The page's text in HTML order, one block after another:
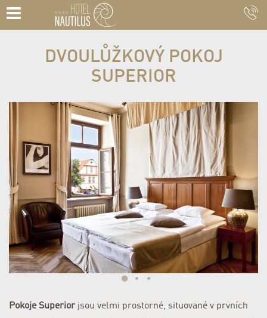
DVOULŮŽKOVÝ POKOJ
SUPERIOR
Pokoje Superiorjsou velmi prostorné, situované v prvních